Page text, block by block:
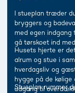
I stueplan træder
bryggers og
med egen indgang
gå tørskoet ind
Husets hjerte er
alrum og stue i
hverdagsliv og
hygge på de
udgang til
Stueplan rummer